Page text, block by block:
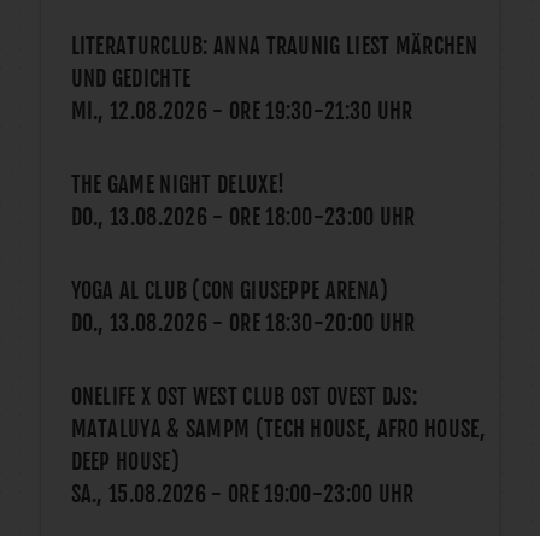
LITERATURCLUB: ANNA TRAUNIG LIEST MÄRCHEN
UND GEDICHTE
MI., 12.08.2026 - ORE 19:30-21:30 UHR
THE GAME NIGHT DELUXE!
DO., 13.08.2026 - ORE 18:00-23:00 UHR
YOGA AL CLUB (CON GIUSEPPE ARENA)
DO., 13.08.2026 - ORE 18:30-20:00 UHR
ONELIFE X OST WEST CLUB OST OVEST DJS:
MATALUYA & SAMPM (TECH HOUSE, AFRO HOUSE,
DEEP HOUSE)
SA., 15.08.2026 - ORE 19:00-23:00 UHR